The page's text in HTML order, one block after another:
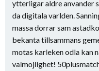
ytterligar aldre anvander
da digitala varlden.
massa dorrar sam
bekanta tillsammans
motas karleken odla kan
valmojlighet!